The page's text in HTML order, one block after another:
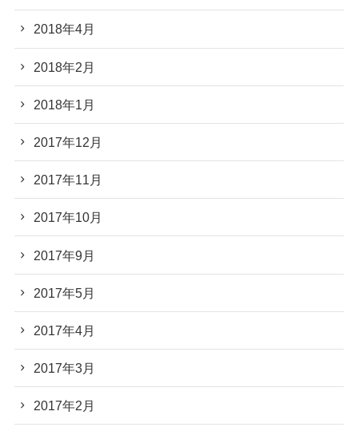
2018年4月
2018年2月
2018年1月
2017年12月
2017年11月
2017年10月
2017年9月
2017年5月
2017年4月
2017年3月
2017年2月